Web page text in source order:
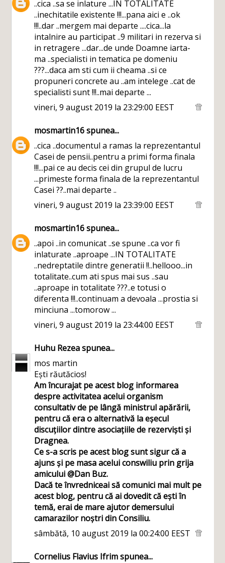
..cica ..sa se inlature ...IN TOTALITATE
..inechitatile existente !!!...pana aici e ..ok
!!!..dar ..mergem mai departe ....cica...la
intalnire au participat ..9 militari in rezerva si
in retragere ...dar...de unde Doamne iarta-
ma ..specialisti in tematica pe domeniu
???...daca am sti cum ii cheama ..si ce
propuneri concrete au ..am intelege ..cat de
specialisti sunt !!!..mai departe ...
vineri, 9 august 2019 la 23:29:00 EEST
mosmartin16spunea...
..cica ..documentul a ramas la reprezentantul
Casei de pensii..pentru a primi forma finala
!!!...pai ce au decis cei din grupul de lucru
...primeste forma finala de la reprezentantul
Casei ??..mai departe ..
vineri, 9 august 2019 la 23:39:00 EEST
mosmartin16spunea...
..apoi ..in comunicat ..se spune ..ca vor fi
inlaturate ..aproape ...IN TOTALITATE
..nedreptatile dintre generatii !!..hellooo...in
totalitate..cum ati spus mai sus ..sau
..aproape in totalitate ???..e totusi o
diferenta !!!..continuam a devoala ...prostia si
minciuna ...tomorow ...
vineri, 9 august 2019 la 23:44:00 EEST
Huhu Rezeaspunea...
mos martin
Ești răutăcios!
Am încurajat pe acest blog informarea
despre activitatea acelui organism
consultativ de pe lângă ministrul apărării,
pentru că era o alternativă la eșecul
discuțiilor dintre asociațiile de rezerviști și
Dragnea.
Ce s-a scris pe acest blog sunt sigur că a
ajuns și pe masa acelui conswiliu prin grija
amicului @Dan Buz.
Dacă te învredniceai să comunici mai mult pe
acest blog, pentru că ai dovedit că ești în
temă, erai de mare ajutor demersului
camarazilor noștri din Consiliu.
sâmbătă, 10 august 2019 la 00:24:00 EEST
Cornelius Flavius Ifrimspunea...